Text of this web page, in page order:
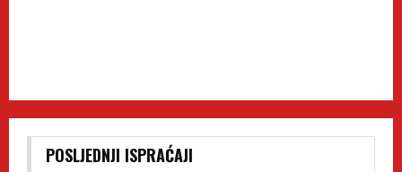
POSLJEDNJI ISPRAĆAJI